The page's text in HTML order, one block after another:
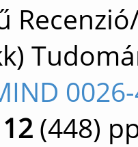
(448)